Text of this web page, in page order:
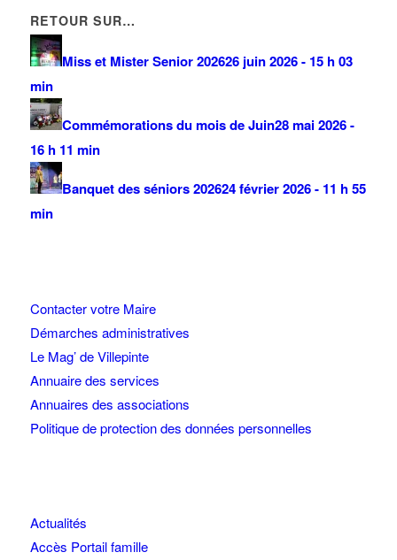
RETOUR SUR…
Miss et Mister Senior 202626 juin 2026 - 15 h 03
min
Commémorations du mois de Juin28 mai 2026 -
16 h 11 min
Banquet des séniors 202624 février 2026 - 11 h 55
min
Contacter votre Maire
Démarches administratives
Le Mag’ de Villepinte
Annuaire des services
Annuaires des associations
Politique de protection des données personnelles
Actualités
Accès Portail famille